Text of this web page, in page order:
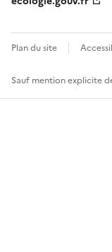
Plan du site
Sauf mention explicite